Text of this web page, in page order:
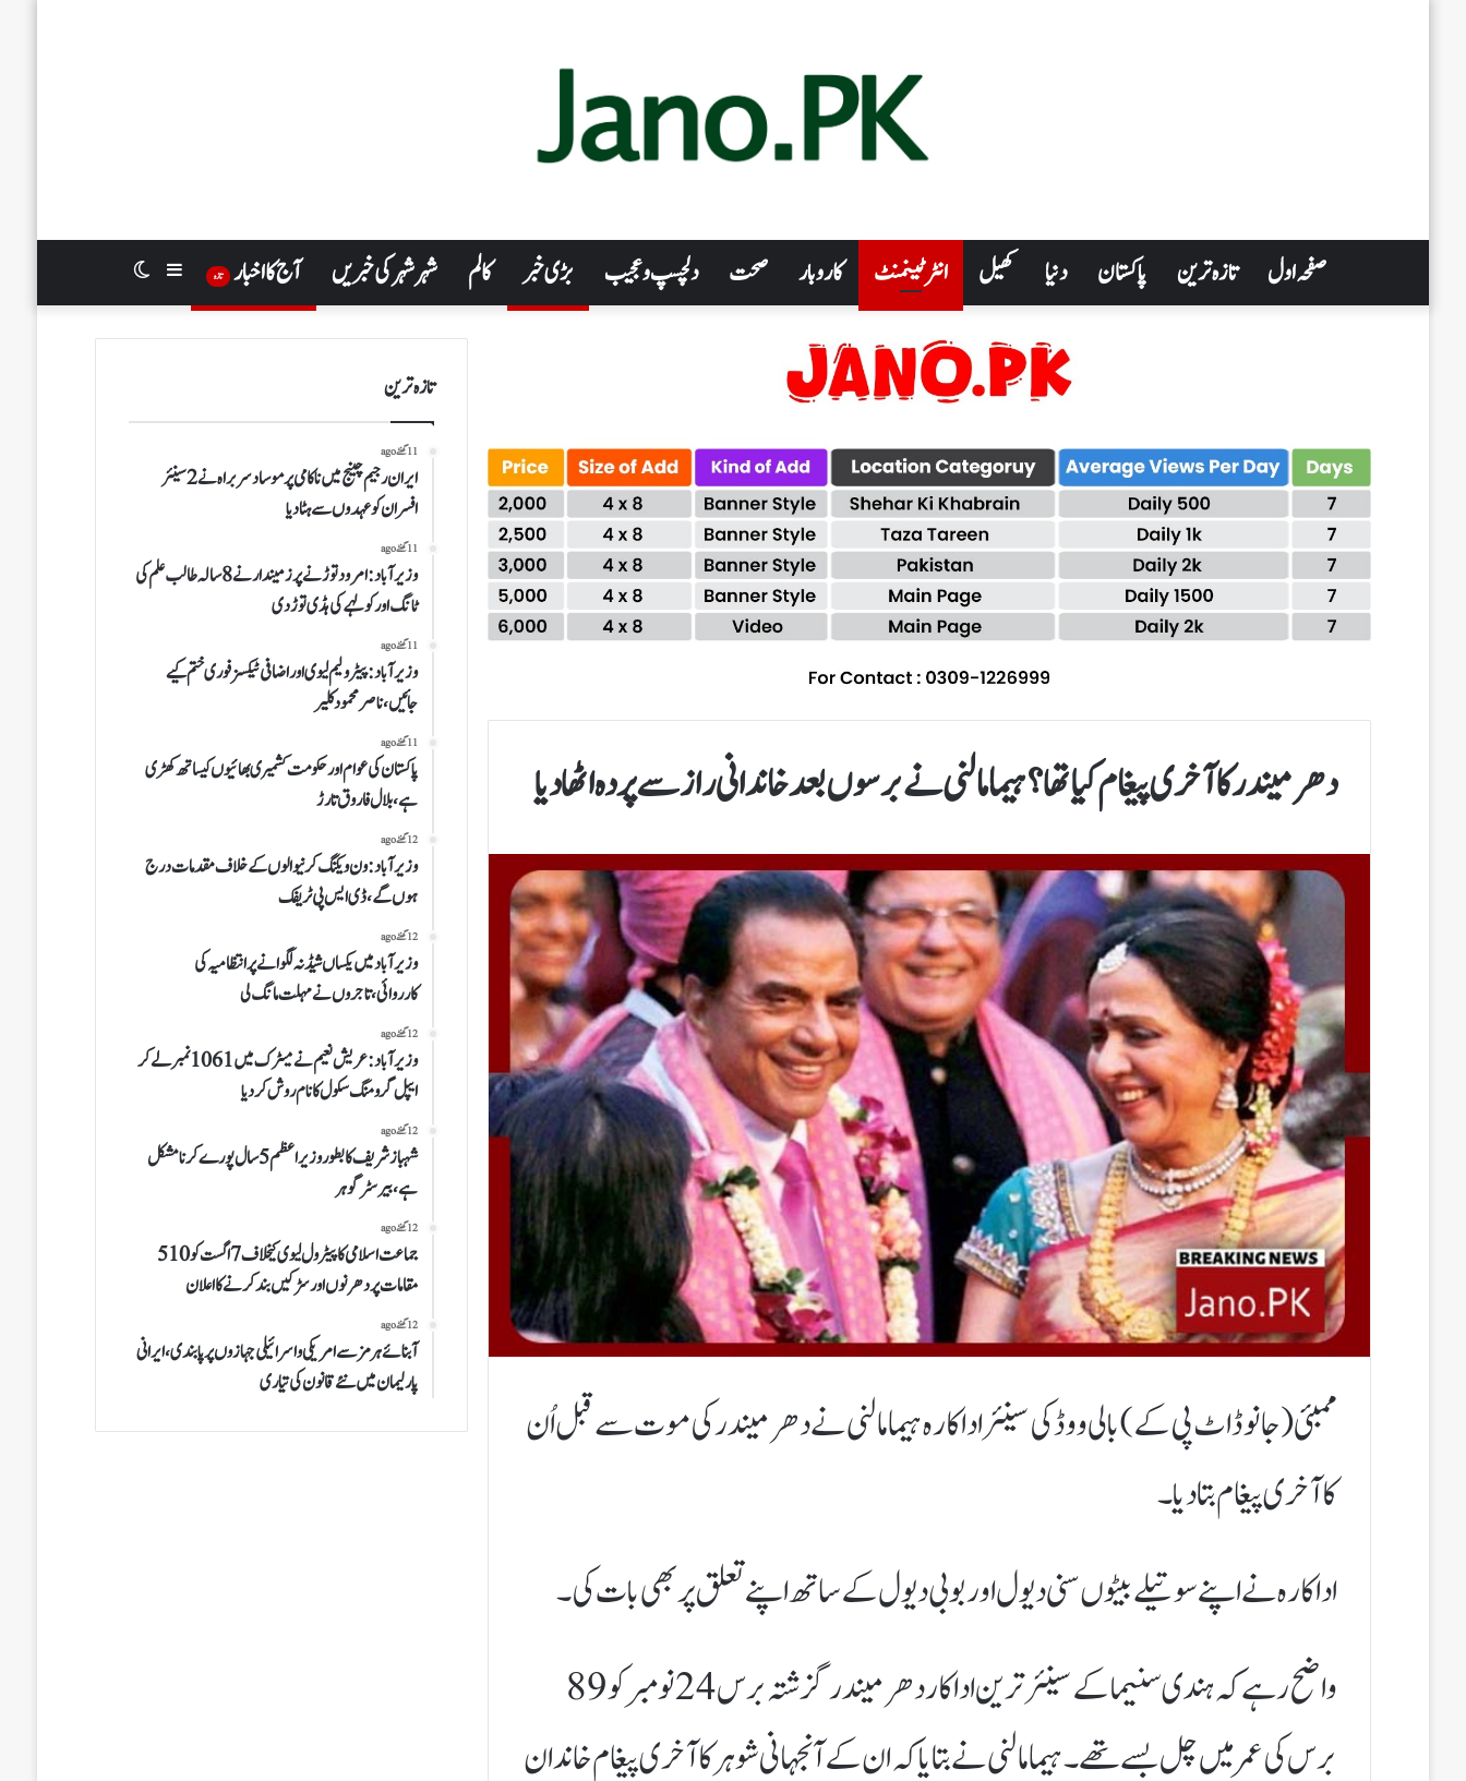
صفحہ اول تازہ ترین پاکستان دنیا کھیل انٹرٹینمنٹ کاروبار صحت دلچسپ و عجیب بڑی خبر کالم شہر شہر کی خبریں آج کا اخبار تازہ Switch
skin
Sidebar
دھرمیندر کا آخری پیغام کیا تھا؟ ہیما مالنی نے برسوں بعد خاندانی راز سے پردہ اٹھا دیا
ممبئی(جانوڈاٹ پی کے)بالی ووڈ کی سینئر اداکارہ ہیما مالنی نے دھرمیندر کی موت سے قبل اُن
کا آخری پیغام بتا دیا۔
اداکارہ نے اپنے سوتیلے بیٹوں سنی دیول اور بوبی دیول کے ساتھ اپنے تعلق پر بھی بات کی۔
واضح رہے کہ ہندی سنیما کے سینئر ترین اداکار دھرمیندر گزشتہ برس 24 نومبر کو 89
برس کی عمر میں چل بسے تھے۔ ہیما مالنی نے بتایا کہ ان کے آنجہانی شوہر کا آخری پیغام خاندان
تازہ ترین
11 گھنٹے ago
ایران رجیم چینج میں ناکامی پر موساد سربراہ نے 2 سینئر
افسران کو عہدوں سے ہٹا دیا
11 گھنٹے ago
وزیرآباد:امرود توڑنے پر زمیندار نے 8 سالہ طالب علم کی
ٹانگ اور کولہے کی ہڈی توڑ دی
11 گھنٹے ago
وزیرآباد:پیٹرولیم لیوی اوراضافی ٹیکسز فوری ختم کیے
جائیں،ناصر محمود کلیر
11 گھنٹے ago
پاکستان کی عوام اور حکومت کشمیری بھائیوں کیساتھ کھڑی
ہے،بلال فاروق تارڑ
12 گھنٹے ago
وزیرآباد:ون ویلنگ کرنیوالوں کے خلاف مقدمات درج
ہوں گے،ڈی ایس پی ٹریفک
12 گھنٹے ago
وزیرآباد میں یکساں شیڈ نہ لگوانے پر انتظامیہ کی
کارروائی،تاجروں نے مہلت مانگ لی
12 گھنٹے ago
وزیرآباد:عریش نعیم نے میٹرک میں 1061نمبرلے کر
ایپل گرومنگ سکول کا نام روش کردیا
12 گھنٹے ago
شہباز شریف کا بطور وزیراعظم 5 سال پورے کرنا مشکل
ہے،بیرسٹر گوہر
12 گھنٹے ago
جماعت اسلامی کا پیٹرول لیوی کیخلاف 7 اگست کو 510
مقامات پر دھرنوں اور سڑکیں بند کرنے کا اعلان
12 گھنٹے ago
آبنائے ہرمز سے امریکی و اسرائیلی جہازوں پر پابندی،ایرانی
پارلیمان میں نئے قانون کی تیاری